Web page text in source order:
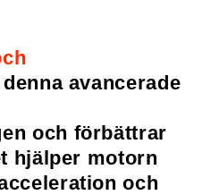
denna avancerade
och förbättrar
hjälper motorn
och